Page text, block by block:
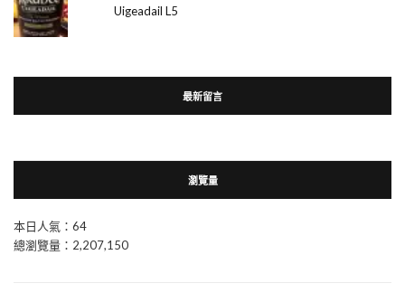
Uigeadail L5
最新留言
瀏覽量
本日人氣：64
總瀏覽量：2,207,150